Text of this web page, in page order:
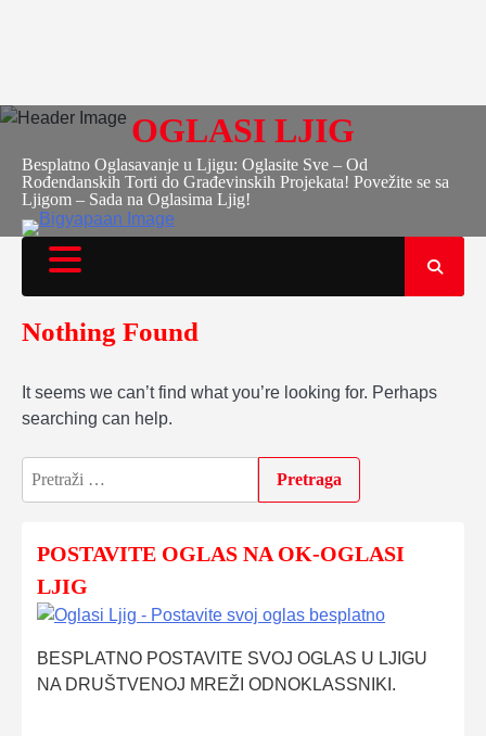
OGLASI LJIG
Besplatno Oglasavanje u Ljigu: Oglasite Sve – Od
Rođendanskih Torti do Građevinskih Projekata! Povežite se sa
Ljigom – Sada na Oglasima Ljig!
Nothing Found
It seems we can’t find what you’re looking for. Perhaps
searching can help.
Pretraga:
POSTAVITE OGLAS NA OK-OGLASI
LJIG
BESPLATNO POSTAVITE SVOJ OGLAS U LJIGU
NA DRUŠTVENOJ MREŽI ODNOKLASSNIKI.